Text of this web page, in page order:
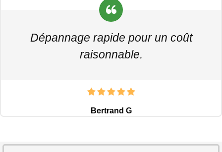
Dépannage rapide pour un coût
raisonnable.
Bertrand G